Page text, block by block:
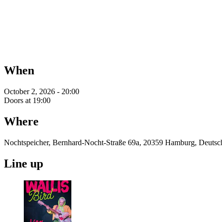
When
October 2, 2026 - 20:00
Doors at 19:00
Where
Nochtspeicher, Bernhard-Nocht-Straße 69a, 20359 Hamburg,
Line up